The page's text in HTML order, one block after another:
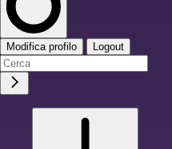
Modifica profilo Logout